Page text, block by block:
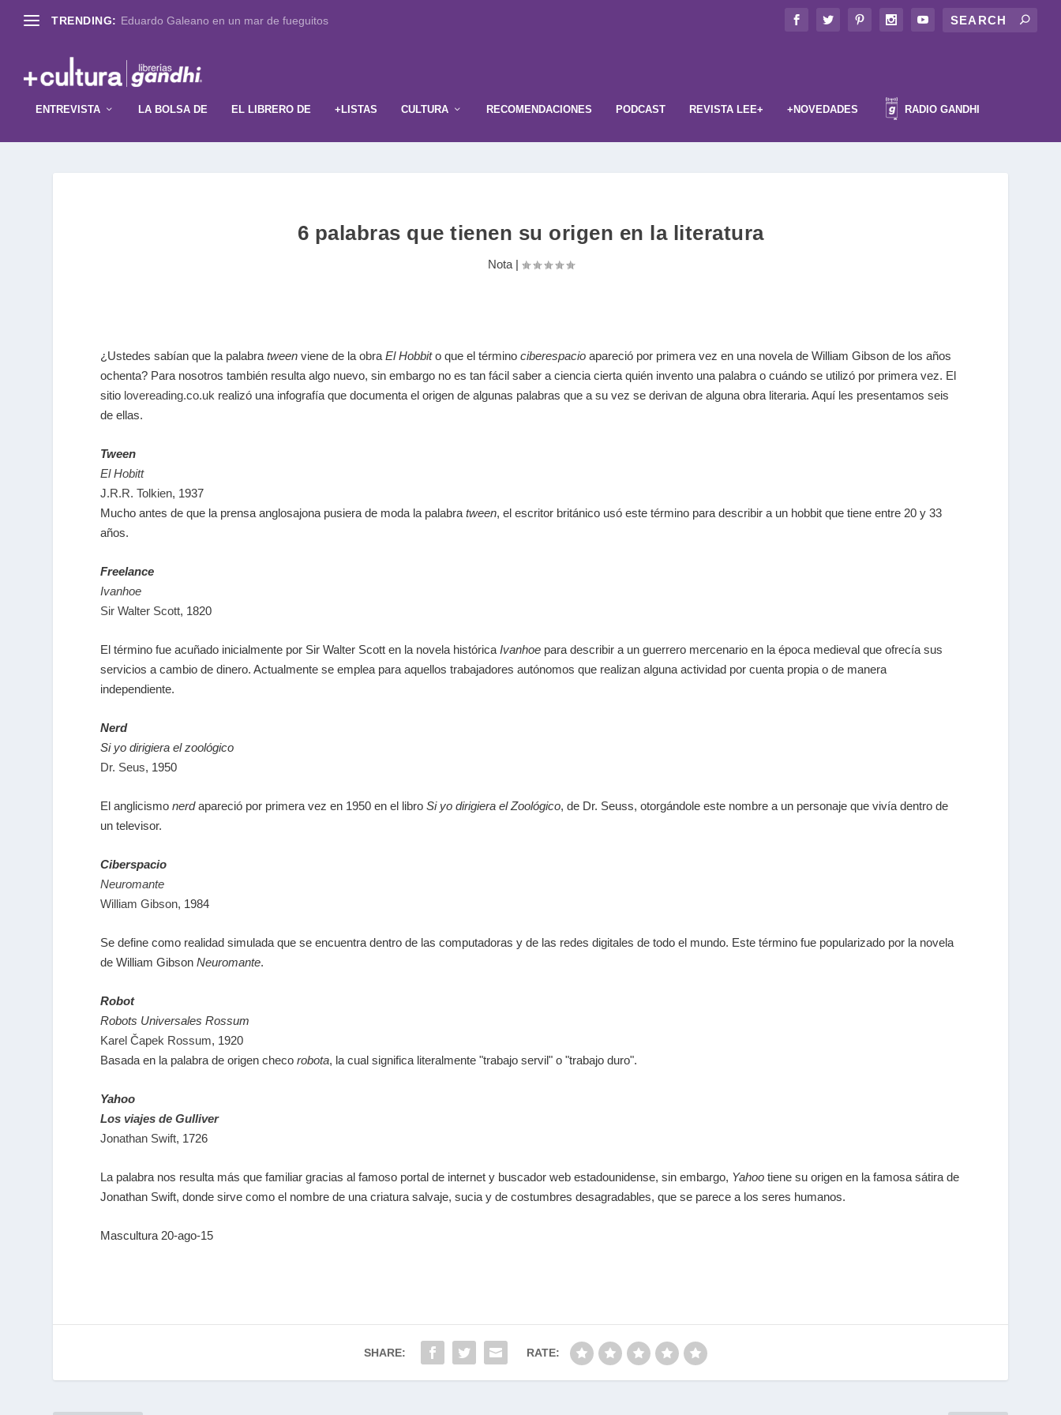
TRENDING: Eduardo Galeano en un mar de fueguitos
ENTREVISTA LA BOLSA DE EL LIBRERO DE +LISTAS CULTURA RECOMENDACIONES PODCAST REVISTA LEE+ +NOVEDADES RADIO GANDHI
6 palabras que tienen su origen en la literatura
Nota|
¿Ustedes sabían que la palabratweenviene de la obraEl Hobbito que el términociberespacioapareció por primera vez en una novela de William Gibson de los años
ochenta? Para nosotros también resulta algo nuevo, sin embargo no es tan fácil saber a ciencia cierta quién invento una palabra o cuándo se utilizó por primera vez. El
sitio lovereading.co.uk realizó una infografía que documenta el origen de algunas palabras que a su vez se derivan de alguna obra literaria. Aquí les presentamos seis
de ellas.
Tween
El Hobitt
J.R.R. Tolkien, 1937
Mucho antes de que la prensa anglosajona pusiera de moda la palabratween, el escritor británico usó este término para describir a un hobbit que tiene entre 20 y 33
años.
Freelance
Ivanhoe
Sir Walter Scott, 1820
El término fue acuñado inicialmente por Sir Walter Scott en la novela históricaIvanhoe para describir a un guerrero mercenario en la época medieval que ofrecía sus
servicios a cambio de dinero. Actualmente se emplea para aquellos trabajadores autónomos que realizan alguna actividad por cuenta propia o de manera
independiente.
Nerd
Si yo dirigiera el zoológico
Dr. Seus, 1950
El anglicismonerdapareció por primera vez en 1950 en el libroSi yo dirigiera el Zoológico, de Dr. Seuss, otorgándole este nombre a un personaje que vivía dentro de
un televisor.
Ciberspacio
Neuromante
William Gibson, 1984
Se define como realidad simulada que se encuentra dentro de las computadoras y de las redes digitales de todo el mundo. Este término fue popularizado por la novela
de William GibsonNeuromante.
Robot
Robots Universales Rossum
Karel Čapek Rossum, 1920
Basada en la palabra de origen checorobota, la cual significa literalmente "trabajo servil" o "trabajo duro".
Yahoo
Los viajes de Gulliver
Jonathan Swift, 1726
La palabra nos resulta más que familiar gracias al famoso portal de internet y buscador web estadounidense, sin embargo, Yahoo tiene su origen en la famosa sátira de
Jonathan Swift, donde sirve como el nombre de una criatura salvaje, sucia y de costumbres desagradables, que se parece a los seres humanos.
Mascultura 20-ago-15
SHARE: RATE: